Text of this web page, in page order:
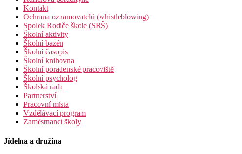
Kontakt
Ochrana oznamovatelů (whistleblowing)
Spolek Rodiče škole (SRŠ)
Školní aktivity
Školní bazén
Školní časopis
Školní knihovna
Školní poradenské pracoviště
Školní psycholog
Školská rada
Partnerství
Pracovní místa
Vzdělávací program
Zaměstnanci školy
Jídelna a družina